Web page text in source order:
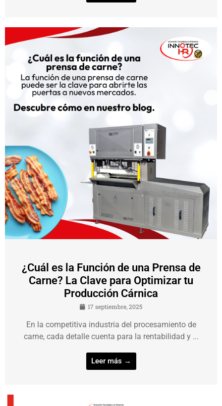
¿Cuál es la Función de una Prensa de
Carne? La Clave para Optimizar tu
Producción Cárnica
17 septiembre, 2025
En la competitiva industria del procesamiento de
carne, cada detalle cuenta para la rentabilidad y ...
Leer más →